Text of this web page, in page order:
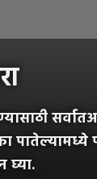
पातेल्यामध्ये